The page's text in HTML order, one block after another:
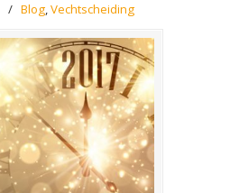
/ Blog,Vechtscheiding